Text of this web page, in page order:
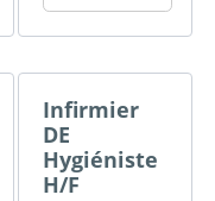
Infirmier
DE
Hygiéniste
H/F